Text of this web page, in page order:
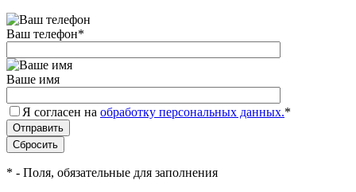
Ваш телефон*
Ваше имя
Я согласен на обработку персональных данных.*
* - Поля, обязательные для заполнения